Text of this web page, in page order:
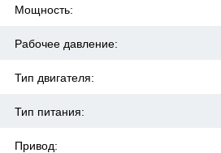
Мощность:
Рабочее давление:
Тип двигателя:
Тип питания:
Привод: